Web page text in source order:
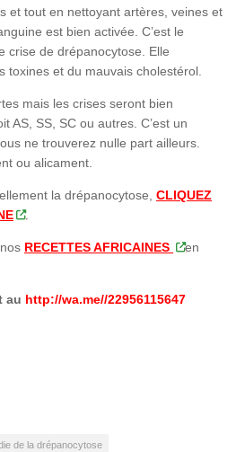
et tout en nettoyant artères, veines et
est bien activée. C’est le
crise de drépanocytose. Elle
toxines et du mauvais cholestérol.
mais les crises seront bien
AS, SS, SC ou autres. C’est un
ne trouverez nulle part ailleurs.
ou alicament.
la drépanocytose, CLIQUEZ
.
RECETTES AFRICAINES
en
au http://wa.me//22956115647
de la drépanocytose